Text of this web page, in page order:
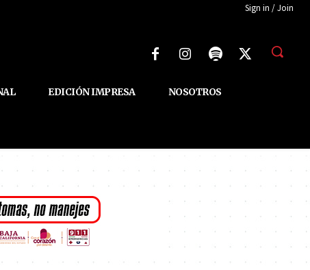
Sign in / Join
EDICIÓN IMPRESA NOSOTROS